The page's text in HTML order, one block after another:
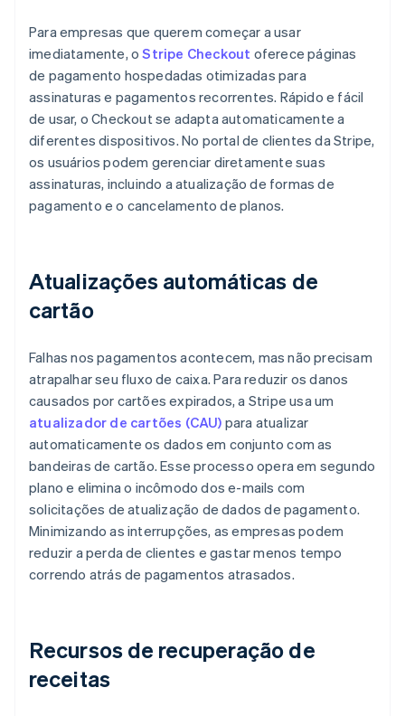
Para empresas que querem começar a usar
imediatamente, oStripe Checkout oferece páginas
de pagamento hospedadas otimizadas para
assinaturas e pagamentos recorrentes. Rápido e fácil
de usar, o Checkout se adapta automaticamente a
diferentes dispositivos. No portal de clientes da Stripe,
os usuários podem gerenciar diretamente suas
assinaturas, incluindo a atualização de formas de
pagamento e o cancelamento de planos.
Atualizações automáticas de
cartão
Falhas nos pagamentos acontecem, mas não precisam
atrapalhar seu fluxo de caixa. Para reduzir os danos
causados por cartões expirados, a Stripe usa um
atualizador de cartões (CAU) para atualizar
automaticamente os dados em conjunto com as
bandeiras de cartão. Esse processo opera em segundo
plano e elimina o incômodo dos e-mails com
solicitações de atualização de dados de pagamento.
Minimizando as interrupções, as empresas podem
reduzir a perda de clientes e gastar menos tempo
correndo atrás de pagamentos atrasados.
Recursos de recuperação de
receitas